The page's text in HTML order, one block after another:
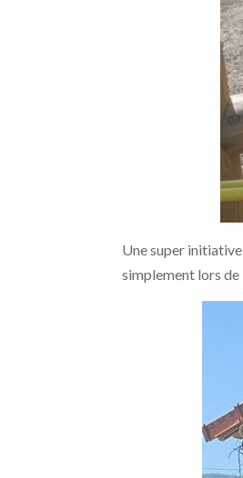
Une super
simplement lors de